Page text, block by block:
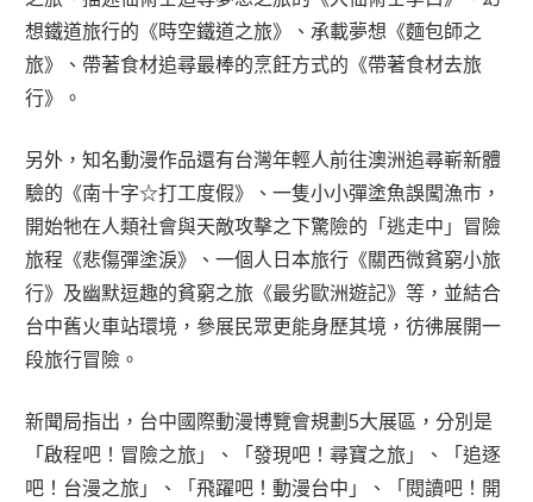
想鐵道旅行的《時空鐵道之旅》、承載夢想《麵包師之
旅》、帶著食材追尋最棒的烹飪方式的《帶著食材去旅
行》。
另外，知名動漫作品還有台灣年輕人前往澳洲追尋嶄新體
驗的《南十字☆打工度假》、一隻小小彈塗魚誤闖漁市，
開始牠在人類社會與天敵攻擊之下驚險的「逃走中」冒險
旅程《悲傷彈塗淚》、一個人日本旅行《關西微貧窮小旅
行》及幽默逗趣的貧窮之旅《最劣歐洲遊記》等，並結合
台中舊火車站環境，參展民眾更能身歷其境，彷彿展開一
段旅行冒險。
新聞局指出，台中國際動漫博覽會規劃5大展區，分別是
「啟程吧！冒險之旅」、「發現吧！尋寶之旅」、「追逐
吧！台漫之旅」、「飛躍吧！動漫台中」、「閱讀吧！開